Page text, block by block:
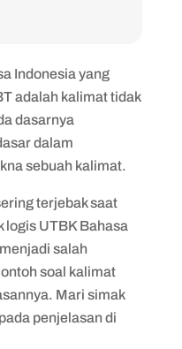
Logis
Indonesia yang
adalah kalimat tidak
dasarnya
dalam
sebuah kalimat.
terjebak saat
logis UTBK Bahasa
salah
soal kalimat
Mari simak
penjelasan di